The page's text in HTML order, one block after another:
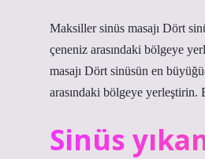
Maksiller sinüs masajı Dört
çeneniz arasındaki bölgeye
masajı Dört sinüsün en
arasındaki bölgeye yerleştirin.
Sinüs